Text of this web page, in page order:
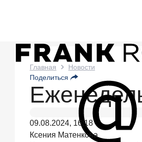
Новости
Frank
RG
Два
дня
назад
Главная
Новости
Поделиться
09.08.2024, 16:18
Ксения Матенкова